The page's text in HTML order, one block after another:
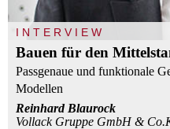
INTERVIEW
Bauen für den
Passgenaue und funktionale
Modellen
Reinhard Blaurock
Vollack Gruppe GmbH &